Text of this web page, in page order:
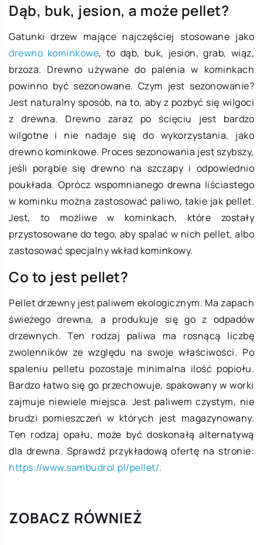
Dąb, buk, jesion, a może pellet?
Gatunki drzew mające najczęściej stosowane jako
drewno kominkowe, to dąb, buk, jesion, grab, wiąz,
brzoza. Drewno używane do palenia w kominkach
powinno być sezonowane. Czym jest sezonowanie?
Jest naturalny sposób, na to, aby z pozbyć się wilgoci
z drewna. Drewno zaraz po ścięciu jest bardzo
wilgotne i nie nadaje się do wykorzystania, jako
drewno kominkowe. Proces sezonowania jest szybszy,
jeśli porąbie się drewno na szczapy i odpowiednio
poukłada. Oprócz wspomnianego drewna liściastego
w kominku można zastosować paliwo, takie jak pellet.
Jest, to możliwe w kominkach, które zostały
przystosowane do tego, aby spalać w nich pellet, albo
zastosować specjalny wkład kominkowy.
Co to jest pellet?
Pellet drzewny jest paliwem ekologicznym. Ma zapach
świeżego drewna, a produkuje się go z odpadów
drzewnych. Ten rodzaj paliwa ma rosnącą liczbę
zwolenników ze względu na swoje właściwości. Po
spaleniu pelletu pozostaje minimalna ilość popiołu.
Bardzo łatwo się go przechowuje, spakowany w worki
zajmuje niewiele miejsca. Jest paliwem czystym, nie
brudzi pomieszczeń w których jest magazynowany.
Ten rodzaj opału, może być doskonałą alternatywą
dla drewna. Sprawdź przykładową ofertę na stronie:
https://www.sambudrol.pl/pellet/.
ZOBACZ RÓWNIEŻ